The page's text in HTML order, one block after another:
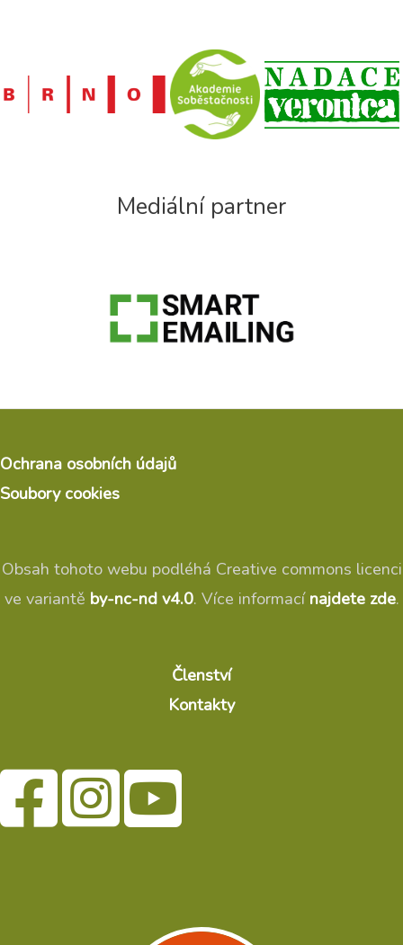
Mediální partner
Ochrana osobních údajů
Soubory cookies
Obsah tohoto webu podléhá Creative commons licenci
ve variantě by-nc-nd v4.0. Více informací najdete zde.
Členství
Kontakty